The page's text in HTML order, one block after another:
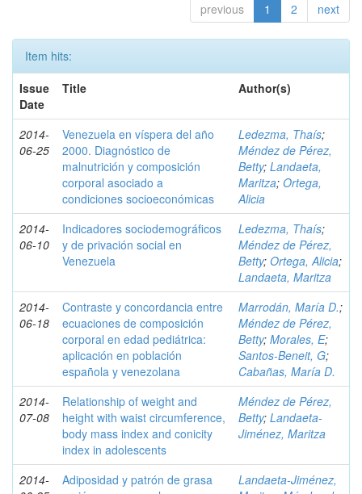
previous 1 2 next
Item hits:
Issue
Date
Title Author(s)
2014-
06-25
Venezuela en víspera del año
2000. Diagnóstico de
malnutrición y composición
corporal asociado a
condiciones socioeconómicas
Ledezma, Thaís;
Méndez de Pérez,
Betty; Landaeta,
Maritza; Ortega,
Alicia
2014-
06-10
Indicadores sociodemográficos
y de privación social en
Venezuela
Ledezma, Thaís;
Méndez de Pérez,
Betty; Ortega, Alicia;
Landaeta, Maritza
2014-
06-18
Contraste y concordancia entre
ecuaciones de composición
corporal en edad pediátrica:
aplicación en población
española y venezolana
Marrodán, María D.;
Méndez de Pérez,
Betty; Morales, E;
Santos-Beneit, G;
Cabañas, María D.
2014-
07-08
Relationship of weight and
height with waist circumference,
body mass index and conicity
index in adolescents
Méndez de Pérez,
Betty; Landaeta-
Jiménez, Maritza
2014-
Adiposidad y patrón de grasa
Landaeta-Jiménez,